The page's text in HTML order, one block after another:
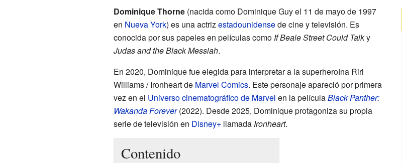
Dominique Thorne(nacida como Dominique Guy el 11 de mayo de 1997
en Nueva York) es una actrizestadounidensede cine y televisión. Es
conocida por sus papeles en películas como If Beale Street Could Talky
Judas and the Black Messiah.
En 2020, Dominique fue elegida para interpretar a la superheroína Riri
Williams / Ironheart de Marvel Comics. Este personaje apareció por primera
vez en el Universo cinematográfico de Marvel en la películaBlack Panther:
Wakanda Forever(2022). Desde 2025, Dominique protagoniza su propia
serie de televisión en Disney+llamada Ironheart.
Contenido